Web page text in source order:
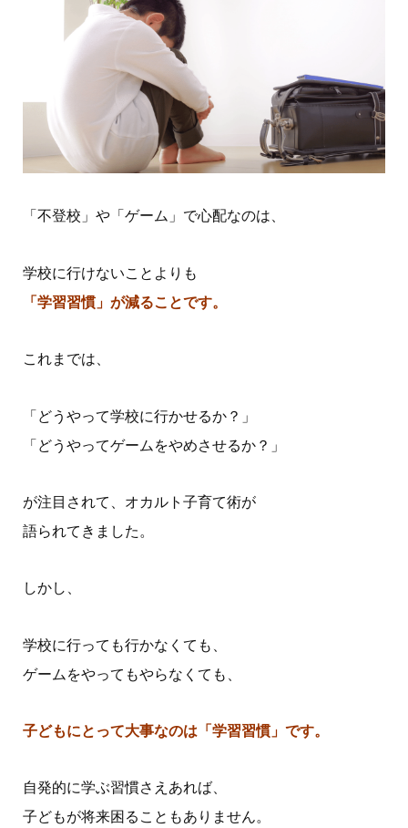
「不登校」や「ゲーム」で心配なのは、
学校に行けないことよりも
「学習習慣」が減ることです。
これまでは、
「どうやって学校に行かせるか？」
「どうやってゲームをやめさせるか？」
が注目されて、オカルト子育て術が
語られてきました。
しかし、
学校に行っても行かなくても、
ゲームをやってもやらなくても、
子どもにとって大事なのは「学習習慣」です。
自発的に学ぶ習慣さえあれば、
子どもが将来困ることもありません。